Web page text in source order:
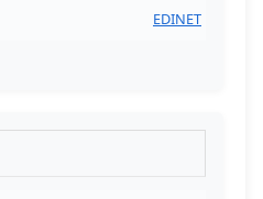
EDINET